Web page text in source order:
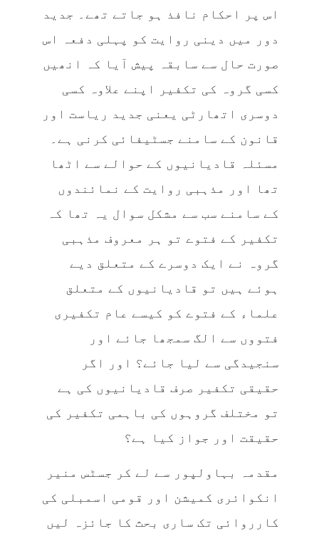
اس پر احکام نافذ ہو جاتے تھے۔ جدید
دور میں دینی روایت کو پہلی دفعہ اس
صورت حال سے سابقہ پیش آیا کہ انھیں
کسی گروہ کی تکفیر اپنے علاوہ کسی
دوسری اتھارٹی یعنی جدید ریاست اور
قانون کے سامنے جسٹیفائی کرنی ہے۔
مسئلہ قادیانیوں کے حوالے سے اٹھا
تھا اور مذہبی روایت کے نمائندوں
کے سامنے سب سے مشکل سوال یہ تھا کہ
تکفیر کے فتوے تو ہر معروف مذہبی
گروہ نے ایک دوسرے کے متعلق دیے
ہوئے ہیں تو قادیانیوں کے متعلق
علماء کے فتوے کو کیسے عام تکفیری
فتووں سے الگ سمجھا جائے اور
سنجیدگی سے لیا جائے؟ اور اگر
حقیقی تکفیر صرف قادیانیوں کی ہے
تو مختلف گروہوں کی باہمی تکفیر کی
حقیقت اور جواز کیا ہے؟
مقدمہ بہاولپور سے لے کر جسٹس منیر
انکوائری کمیشن اور قومی اسمبلی کی
کارروائی تک ساری بحث کا جائزہ لیں